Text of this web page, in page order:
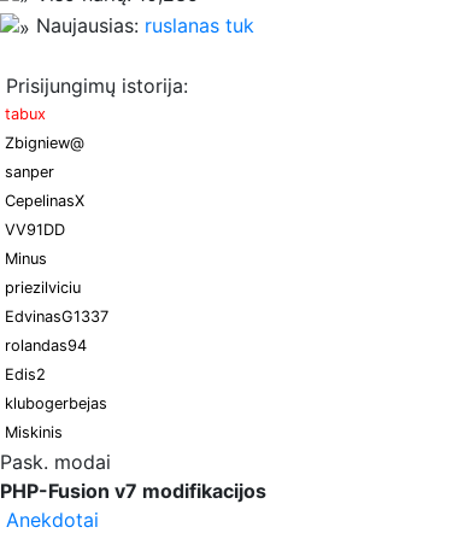
Naujausias: ruslanas tuk
Prisijungimų istorija:
tabux
Zbigniew@
sanper
CepelinasX
VV91DD
Minus
priezilviciu
EdvinasG1337
rolandas94
Edis2
klubogerbejas
Miskinis
Pask. modai
PHP-Fusion v7 modifikacijos
Anekdotai